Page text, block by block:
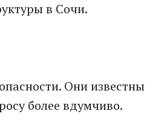
в Сочи.
Они известны
более вдумчиво.